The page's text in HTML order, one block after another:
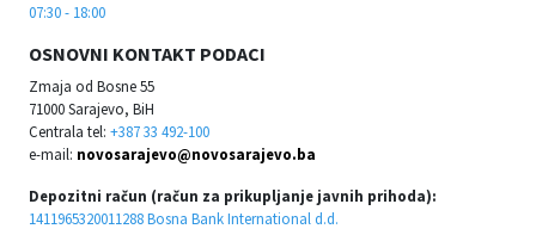
07:30 - 18:00
OSNOVNI KONTAKT PODACI
Zmaja od Bosne 55
71000 Sarajevo, BiH
Centrala tel: +387 33 492-100
e-mail: novosarajevo@novosarajevo.ba
Depozitni račun (račun za prikupljanje javnih prihoda):
1411965320011288 Bosna Bank International d.d.